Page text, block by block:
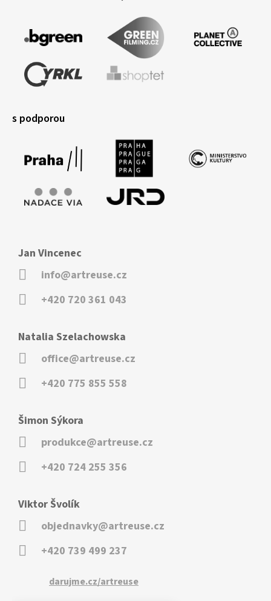
s podporou
Jan Vincenec
info@artreuse.cz
+420 720 361 043
Natalia Szelachowska
office@artreuse.cz
+420 775 855 558
Šimon Sýkora
produkce@artreuse.cz
+420 724 255 356
Viktor Švolík
objednavky@artreuse.cz
+420 739 499 237
darujme.cz/artreuse